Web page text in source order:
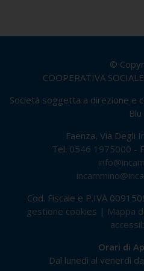
©
COOPERATIVA
Società soggetta a direzione e
Blu
Faenza, Via Degli
Tel. 0546 1975000 -
Cod. Fiscale e P.IVA
gestione cookies | Mappa
Orari di
Dal lunedì al venerdì